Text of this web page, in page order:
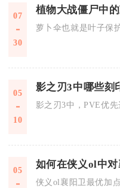
07
30
萝卜伞也就是叶子保
05
10
影之刃3中，PVE优
05
侠义ol襄阳卫最优加